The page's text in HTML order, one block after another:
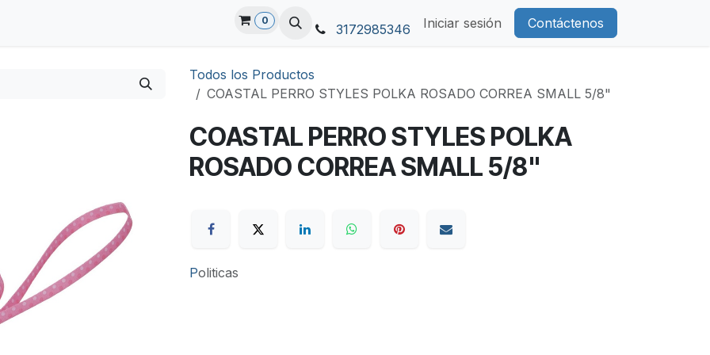
0
3172985346 Iniciar sesión Contáctenos
Todos los Productos
COASTAL PERRO STYLES POLKA ROSADO CORREA SMALL 5/8"
COASTAL PERRO STYLES POLKA
ROSADO CORREA SMALL 5/8"
Politicas